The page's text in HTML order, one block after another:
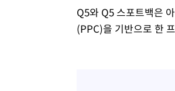
Q5와 Q5 스포트백은
(PPC)을 기반으로 한